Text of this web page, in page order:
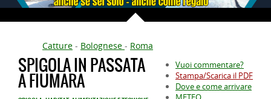
Catture - Bolognese - Roma
Vuoi commentare?
Stampa/Scarica il PDF
Dove e come arrivare
SPIGOLA IN PASSATA
A FIUMARA